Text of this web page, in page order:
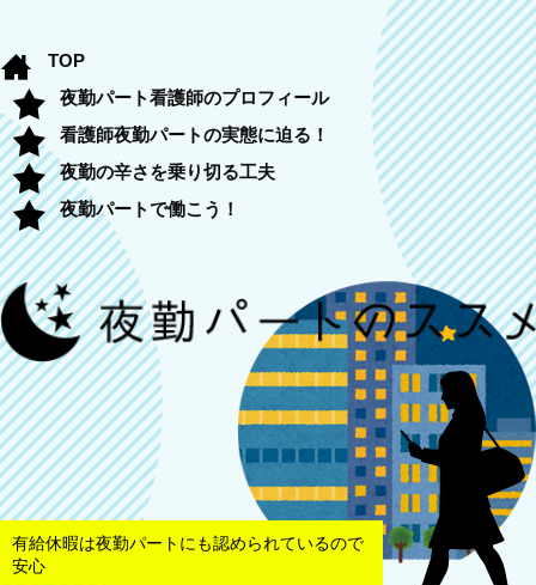
TOP
夜勤パート看護師のプロフィール
看護師夜勤パートの実態に迫る！
夜勤の辛さを乗り切る工夫
夜勤パートで働こう！
有給休暇は夜勤パートにも認められているので
安心